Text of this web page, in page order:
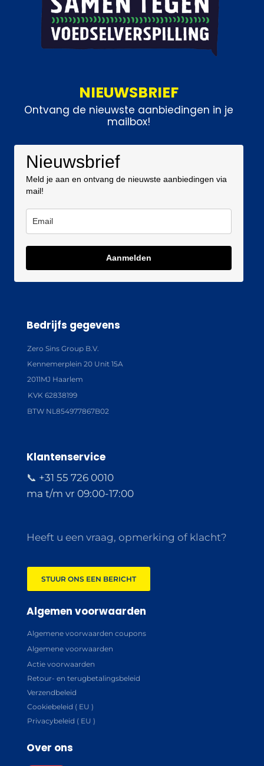
NIEUWSBRIEF
Ontvang de nieuwste aanbiedingen in je
mailbox!
Nieuwsbrief
Meld je aan en ontvang de nieuwste aanbiedingen via
mail!
Aanmelden
Bedrijfs gegevens
Zero Sins Group B.V.
Kennemerplein 20 Unit 15A
2011MJ Haarlem
KVK 62838199
BTW NL854977867B02
Klantenservice
📞 +31 55 726 0010
ma t/m vr 09:00-17:00
Heeft u een vraag, opmerking of klacht?
STUUR ONS EEN BERICHT
Algemen voorwaarden
Algemene voorwaarden coupons
Algemene voorwaarden
Actie voorwaarden
Retour- en terugbetalingsbeleid
Verzendbeleid
Cookiebeleid ( EU )
Privacybeleid ( EU )
Over ons